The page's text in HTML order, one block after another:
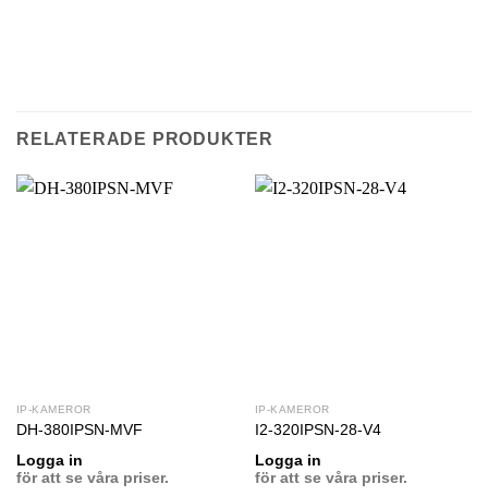
RELATERADE PRODUKTER
IP-KAMEROR
DH-380IPSN-MVF
Logga in
för att se våra priser.
IP-KAMEROR
I2-320IPSN-28-V4
Logga in
för att se våra priser.